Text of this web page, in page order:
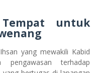
untuk
yang mewakili Kabid
pengawasan terhadap